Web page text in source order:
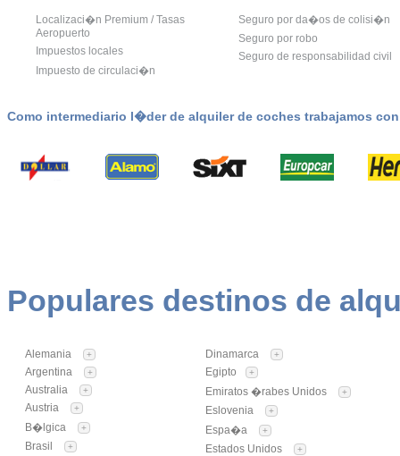
Localizaci�n Premium / Tasas
Aeropuerto
Impuestos locales
Impuesto de circulaci�n
Seguro por da�os de colisi�n
Seguro por robo
Seguro de responsabilidad civil
Como intermediario l�der de alquiler de coches trabajamos
Populares destinos de
Alemania +
Argentina +
Australia +
Austria +
B�lgica +
Brasil +
Dinamarca +
Egipto +
Emiratos �rabes Unidos +
Eslovenia +
Espa�a +
Estados Unidos +